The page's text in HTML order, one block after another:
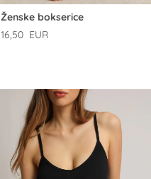
Ženske bokserice
16,50 EUR